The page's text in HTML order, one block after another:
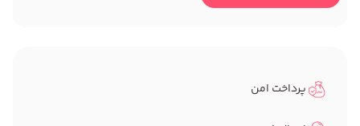
پرداخت امن